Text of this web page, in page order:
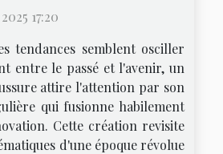
17:20
tendances semblent osciller
entre le passé et l'avenir, un
attire l'attention par son
qui fusionne habilement
Cette création revisite
d'une époque révolue